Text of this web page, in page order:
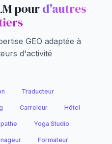
pourd'autres
GEO adaptée à
d'activité
Traducteur
Carreleur Hôtel
Yoga Studio
Formateur